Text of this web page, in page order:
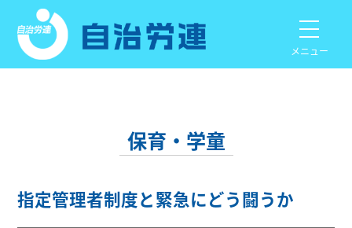
メニュー
保育・学童
指定管理者制度と緊急にどう闘うか